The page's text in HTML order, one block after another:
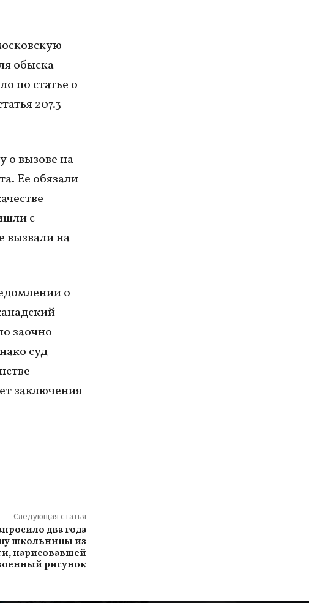
обыска
по статье о
207.3
о вызове на
Ее обязали
с
вызвали на
о
заочно
суд
—
заключения
Следующая статья
два года
школьницы из
нарисовавшей
рисунок